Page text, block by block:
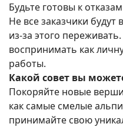
Будьте готовы к
Не все заказчики будут
из-за этого
воспринимать как
работы.
Какой совет вы
Покоряйте новые
как самые смелые
принимайте свою